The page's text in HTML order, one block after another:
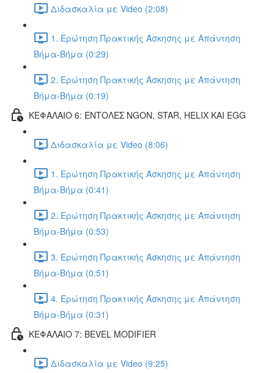
Διδασκαλία με Video (2:08)
1. Ερώτηση Πρακτικής Άσκησης με Απάντηση
Βήμα-Βήμα (0:29)
2. Ερώτηση Πρακτικής Άσκησης με Απάντηση
Βήμα-Βήμα (0:19)
ΚΕΦΑΛΑΙΟ 6: ΕΝΤΟΛΕΣ NGON, STAR, HELIX ΚΑΙ EGG
Διδασκαλία με Video (8:06)
1. Ερώτηση Πρακτικής Άσκησης με Απάντηση
Βήμα-Βήμα (0:41)
2. Ερώτηση Πρακτικής Άσκησης με Απάντηση
Βήμα-Βήμα (0:53)
3. Ερώτηση Πρακτικής Άσκησης με Απάντηση
Βήμα-Βήμα (0:51)
4. Ερώτηση Πρακτικής Άσκησης με Απάντηση
Βήμα-Βήμα (0:31)
ΚΕΦΑΛΑΙΟ 7: BEVEL MODIFIER
Διδασκαλία με Video (9:25)